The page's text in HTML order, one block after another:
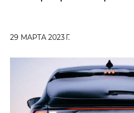
29 МАРТА 2023 Г.